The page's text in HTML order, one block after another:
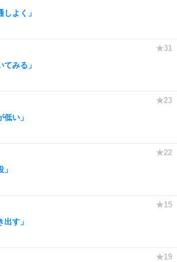
しよく」
てみる」
低い」
」
出す」